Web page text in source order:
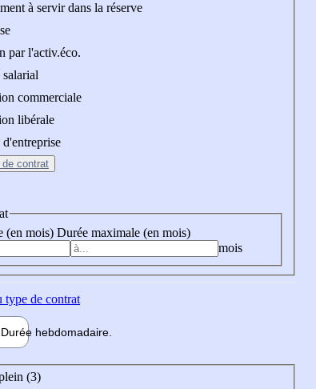
à servir dans la réserve
par l'activ.éco.
salarial
commerciale
libérale
d'entreprise
contrat
(en mois) Durée maximale (en mois)
mois
de contrat
Durée hebdomadaire
(3)